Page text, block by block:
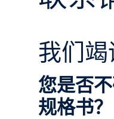
我们竭
您是否
规格书？